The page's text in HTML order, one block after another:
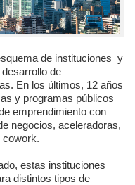
de
En los últimos, 12 años
y programas públicos
emprendimiento con
negocios, aceleradoras,
cowork.
estas instituciones
distintos tipos de